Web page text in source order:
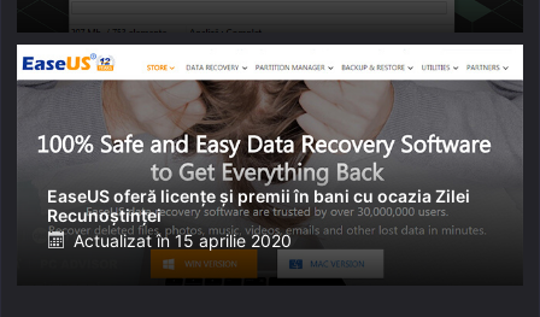
EaseUS oferă licențe și premii în bani cu ocazia Zilei
Recunoștinței
Posted
Actualizat în 15 aprilie 2020